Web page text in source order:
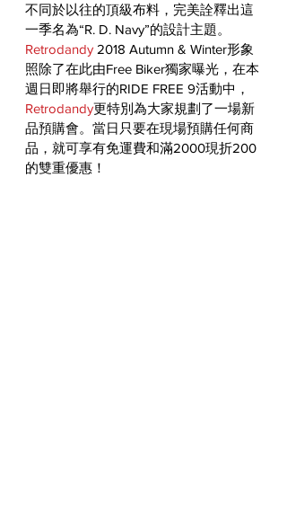
不同於以往的頂級布料，完美詮釋出這
一季名為“R. D. Navy”的設計主題。
Retrodandy 2018 Autumn & Winter形象
照除了在此由Free Biker獨家曝光，在本
週日即將舉行的RIDE FREE 9活動中，
Retrodandy更特別為大家規劃了一場新
品預購會。當日只要在現場預購任何商
品，就可享有免運費和滿2000現折200
的雙重優惠！